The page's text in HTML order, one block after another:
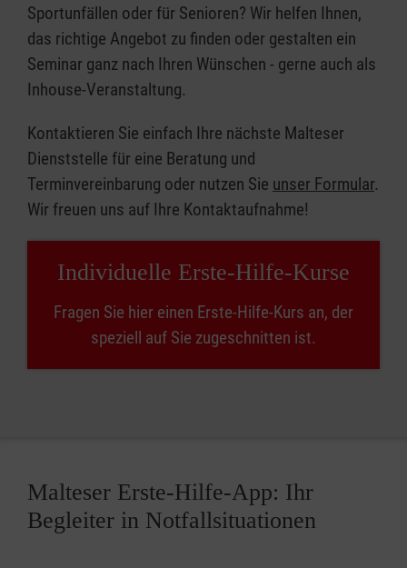
Sportunfällen oder für Senioren? Wir helfen Ihnen,
das richtige Angebot zu finden oder gestalten ein
Seminar ganz nach Ihren Wünschen - gerne auch als
Inhouse-Veranstaltung.
Kontaktieren Sie einfach Ihre nächste Malteser
Dienststelle für eine Beratung und
Terminvereinbarung oder nutzen Sie unser Formular.
Wir freuen uns auf Ihre Kontaktaufnahme!
Individuelle Erste-Hilfe-Kurse
Fragen Sie hier einen Erste-Hilfe-Kurs an, der
speziell auf Sie zugeschnitten ist.
Malteser Erste-Hilfe-App: Ihr
Begleiter in Notfallsituationen